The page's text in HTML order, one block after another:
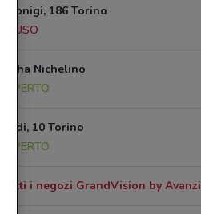
186 Torino
CHIUSO
Nichelino
APERTO
10 Torino
APERTO
Tutti i negozi GrandVision by Avanzi